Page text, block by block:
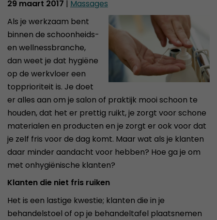
29 maart 2017 | Massages
Als je werkzaam bent
binnen de schoonheids-
en wellnessbranche,
dan weet je dat hygiëne
op de werkvloer een
topprioriteit is. Je doet
er alles aan om je salon of praktijk mooi schoon te
houden, dat het er prettig ruikt, je zorgt voor schone
materialen en producten en je zorgt er ook voor dat
je zelf fris voor de dag komt. Maar wat als je klanten
daar minder aandacht voor hebben? Hoe ga je om
met onhygiënische klanten?
Klanten die niet fris ruiken
Het is een lastige kwestie; klanten die in je
behandelstoel of op je behandeltafel plaatsnemen